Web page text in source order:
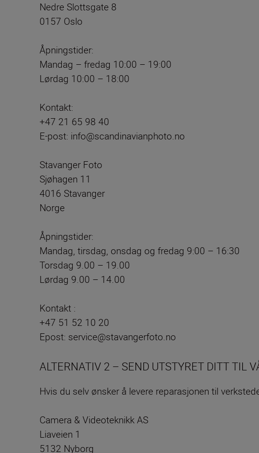
Nedre Slottsgate 8
0157 Oslo
Åpningstider:
Mandag – fredag 10:00 – 19:00
Lørdag 10:00 – 18:00
Kontakt:
+47 21 65 98 40
E-post: info@scandinavianphoto.no
Stavanger Foto
Sjøhagen 11
4016 Stavanger
Norge
Åpningstider:
Mandag, tirsdag, onsdag og fredag 9:00 – 16:30
Torsdag 9.00 – 19.00
Lørdag 9.00 – 14.00
Kontakt :
+47 51 52 10 20
Epost: service@stavangerfoto.no
ALTERNATIV 2 – SEND UTSTYRET DITT TIL
Hvis du selv ønsker å levere reparasjonen til
Camera & Videoteknikk AS
Liaveien 1
5132 Nyborg